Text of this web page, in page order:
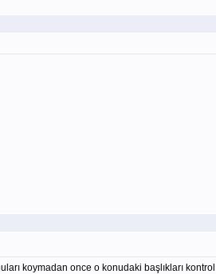
koymadan once o konudaki başlıkları